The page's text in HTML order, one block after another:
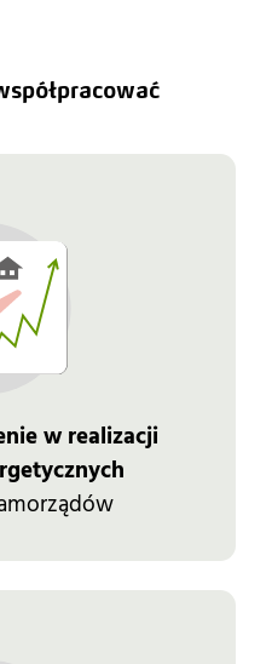
w realizacji